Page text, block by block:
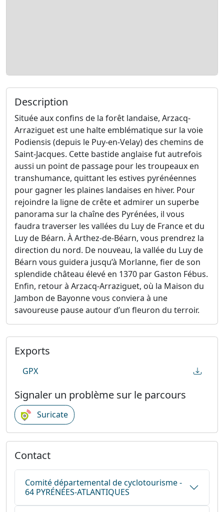
Description
Située aux confins de la forêt landaise, Arzacq-
Arraziguet est une halte emblématique sur la voie
Podiensis (depuis le Puy-en-Velay) des chemins de
Saint-Jacques. Cette bastide anglaise fut autrefois
aussi un point de passage pour les troupeaux en
transhumance, quittant les estives pyrénéennes
pour gagner les plaines landaises en hiver. Pour
rejoindre la ligne de crête et admirer un superbe
panorama sur la chaîne des Pyrénées, il vous
faudra traverser les vallées du Luy de France et du
Luy de Béarn. À Arthez-de-Béarn, vous prendrez la
direction du nord. De nouveau, la vallée du Luy de
Béarn vous guidera jusqu’à Morlanne, fier de son
splendide château élevé en 1370 par Gaston Fébus.
Enfin, retour à Arzacq-Arraziguet, où la Maison du
Jambon de Bayonne vous conviera à une
savoureuse pause autour d’un fleuron du terroir.
Exports
GPX
Signaler un problème sur le parcours
Suricate
Contact
Comité départemental de cyclotourisme -
64 PYRÉNÉES-ATLANTIQUES